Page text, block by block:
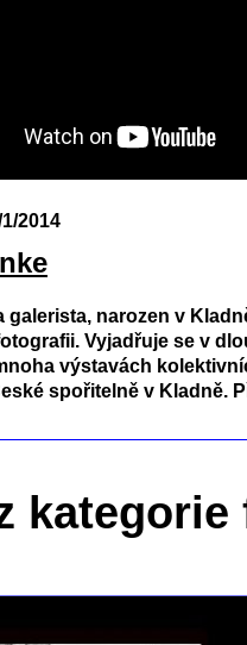
2014
galerista, narozen v
Vyjadřuje se v
výstavách
spořitelně v Kladně.